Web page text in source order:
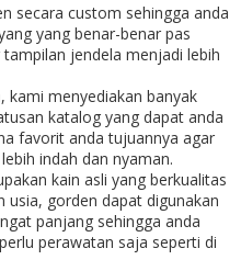
secara custom sehingga anda
yang benar-benar pas
jendela menjadi lebih
kami menyediakan banyak
katalog yang dapat anda
favorit anda tujuannya agar
indah dan nyaman.
kain asli yang berkualitas
gorden dapat digunakan
panjang sehingga anda
perawatan saja seperti di